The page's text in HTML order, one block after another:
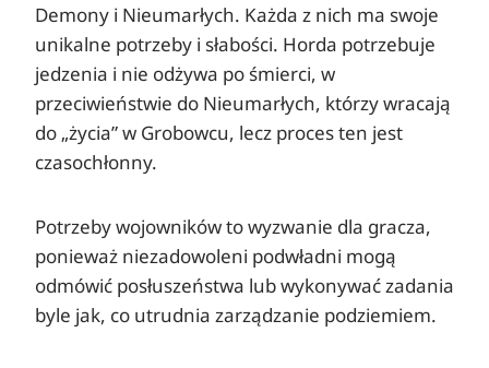
Demony i Nieumarłych. Każda z nich ma swoje
unikalne potrzeby i słabości. Horda potrzebuje
jedzenia i nie odżywa po śmierci, w
przeciwieństwie do Nieumarłych, którzy wracają
do „życia” w Grobowcu, lecz proces ten jest
czasochłonny.
Potrzeby wojowników to wyzwanie dla gracza,
ponieważ niezadowoleni podwładni mogą
odmówić posłuszeństwa lub wykonywać zadania
byle jak, co utrudnia zarządzanie podziemiem.